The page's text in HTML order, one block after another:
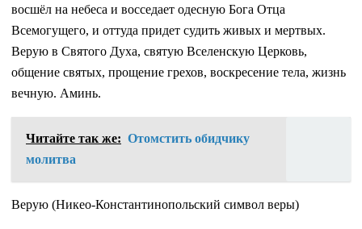
восшёл на небеса и восседает одесную Бога Отца
Всемогущего, и оттуда придет судить живых и мертвых.
Верую в Святого Духа, святую Вселенскую Церковь,
общение святых, прощение грехов, воскресение тела, жизнь
вечную. Аминь.
Читайте так же: Отомстить обидчику
молитва
Верую (Никео-Константинопольский символ веры)